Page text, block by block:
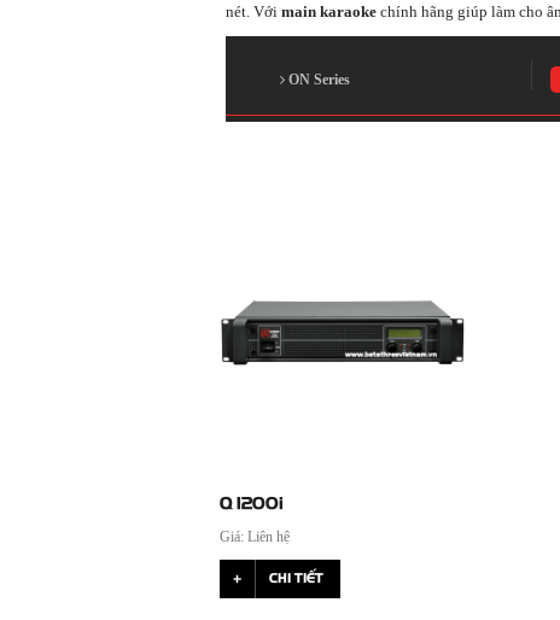
nét. Với main karaoke chính hãng giúp làm cho
ON Series
Q 1200i
Giá: Liên hệ
CHI TIẾT